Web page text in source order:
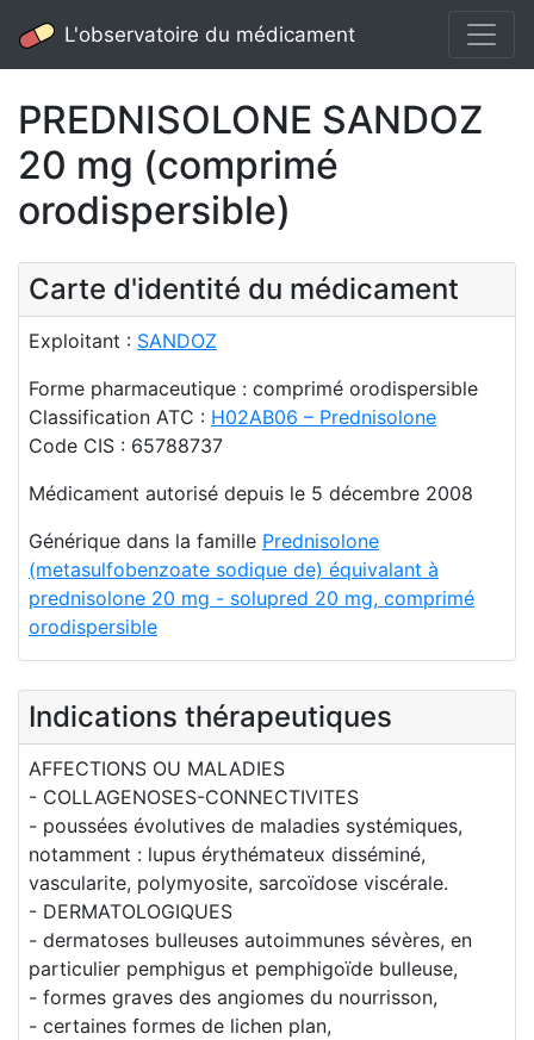
L'observatoire du médicament
PREDNISOLONE SANDOZ
20 mg (comprimé
orodispersible)
Carte d'identité du médicament
Exploitant : SANDOZ
Forme pharmaceutique : comprimé orodispersible
Classification ATC : H02AB06 – Prednisolone
Code CIS : 65788737
Médicament autorisé depuis le 5 décembre 2008
Générique dans la famille Prednisolone
(metasulfobenzoate sodique de) équivalant à
prednisolone 20 mg - solupred 20 mg, comprimé
orodispersible
Indications thérapeutiques
AFFECTIONS OU MALADIES
- COLLAGENOSES-CONNECTIVITES
- poussées évolutives de maladies systémiques,
notamment : lupus érythémateux disséminé,
vascularite, polymyosite, sarcoïdose viscérale.
- DERMATOLOGIQUES
- dermatoses bulleuses autoimmunes sévères, en
particulier pemphigus et pemphigoïde bulleuse,
- formes graves des angiomes du nourrisson,
- certaines formes de lichen plan,